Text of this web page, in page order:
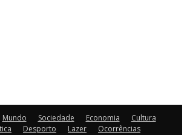
Mundo Sociedade Economia
Cultura
Desporto Lazer
Ocorrências